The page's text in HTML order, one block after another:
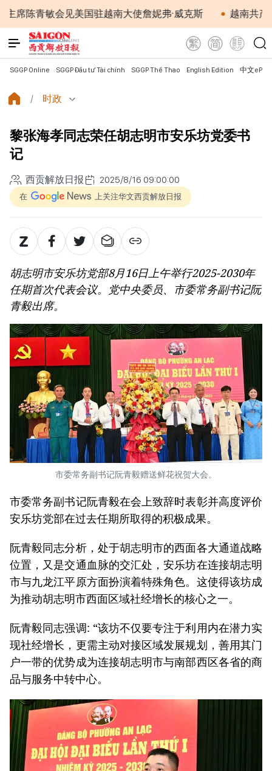
敏会见美国驻越南大使詹妮弗·威克斯 越南共产党中央
SGGP Online SGGP Đầu tư Tài chính SGGP Thể Thao English Edition 中文
时政
黎张海孝同志荣任胡志明市安乐坊党委书
记
西贡解放日报 2025/8/16 09:00:00
在 上关注华文西贡解放日报
胡志明市安乐坊党部8月16日上午举行2025-2030年
任期首次代表会议。党中央委员、市委常务副书记阮
青毅出席。
市委常务副书记阮青毅赠送鲜花祝贺大会。
市委常务副书记阮青毅在会上致辞时表彰并高度评价
安乐坊党部在过去任期所取得的积极成果。
阮青毅同志分析，处于胡志明市的西面各大通道战略
位置，又是交通血脉的交汇处，安乐坊在连接胡志明
市与九龙江平原方面扮演着特殊角色。这使得该坊成
为推动胡志明市西面区域社经增长的核心之一。
阮青毅同志强调: “该坊不仅要专注于利用内在潜力实
现社经增长，更需主动对接区域发展规划，善用其门
户一带的优势成为连接胡志明市与南部西区各省的商
品与服务中转中心。